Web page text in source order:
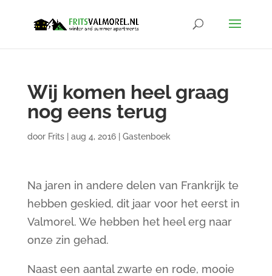
Wij komen heel graag
nog eens terug
door Frits| aug 4, 2016| Gastenboek
Na jaren in andere delen van Frankrijk te
hebben geskied, dit jaar voor het eerst in
Valmorel. We hebben het heel erg naar
onze zin gehad.
Naast een aantal zwarte en rode, mooie